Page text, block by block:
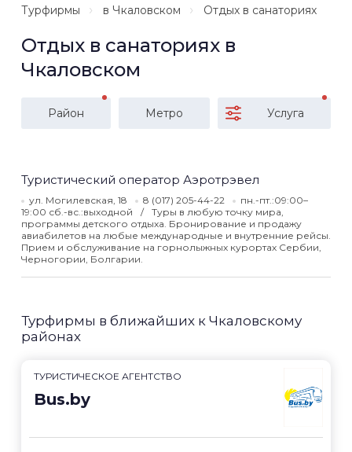
Турфирмы в Чкаловском Отдых в санаториях
Отдых в санаториях в
Чкаловском
Район Метро Услуга
Туристический оператор Аэротрэвел
ул. Могилевская, 18 8 (017) 205-44-22
пн.-пт.:09:00–
19:00 сб.-вс.:выходной
Туры в любую точку мира,
программы детского отдыха. Бронирование и продажу
авиабилетов на любые международные и внутренние рейсы.
Прием и обслуживание на горнолыжных курортах Сербии,
Черногории, Болгарии.
Турфирмы в ближайших к Чкаловскому
районах
ТУРИСТИЧЕСКОЕ АГЕНТСТВО
Bus.by